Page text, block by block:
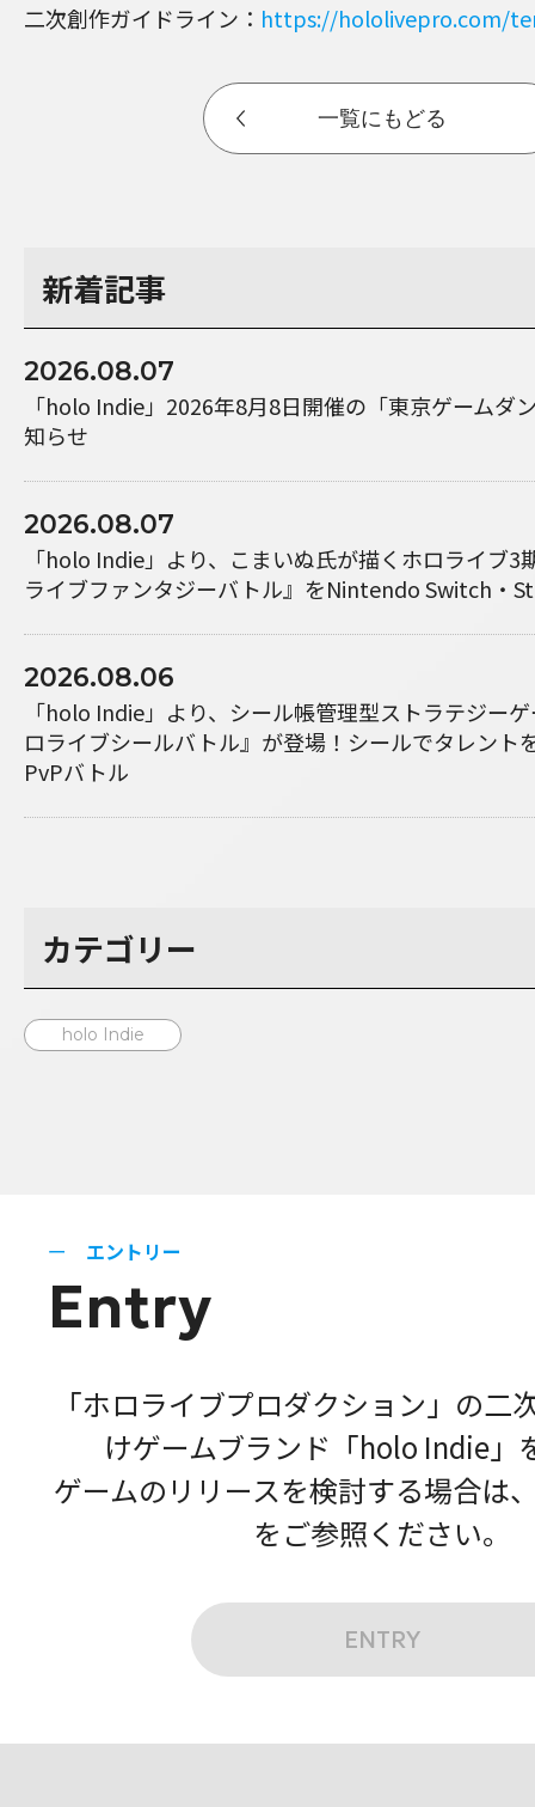
二次創作ガイドライン： https://hololivepro.com/
一覧にもどる
新着記事
2026.08.07
「holo Indie」2026年8月8日開催の「東京ゲームダ
知らせ
2026.08.07
「holo Indie」より、こまいぬ氏が描くホロライブ3
ライブファンタジーバトル』をNintendo Switch・
2026.08.06
「holo Indie」より、シール帳管理型ストラテジー
ロライブシールバトル』が登場！シールでタレント
PvPバトル
カテゴリー
holo Indie
エントリー
Entry
「ホロライブプロダクション」の二
けゲームブランド「holo Indie」
ゲームのリリースを検討する場合は
をご参照ください。
ENTRY